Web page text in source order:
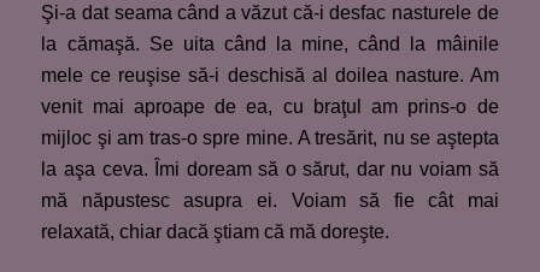
Şi-a dat seama când a văzut că-i desfac nasturele de
la cămaşă. Se uita când la mine, când la mâinile
mele ce reuşise să-i deschisă al doilea nasture. Am
venit mai aproape de ea, cu braţul am prins-o de
mijloc şi am tras-o spre mine. A tresărit, nu se aştepta
la aşa ceva. Îmi doream să o sărut, dar nu voiam să
mă năpustesc asupra ei. Voiam să fie cât mai
relaxată, chiar dacă ştiam că mă doreşte.